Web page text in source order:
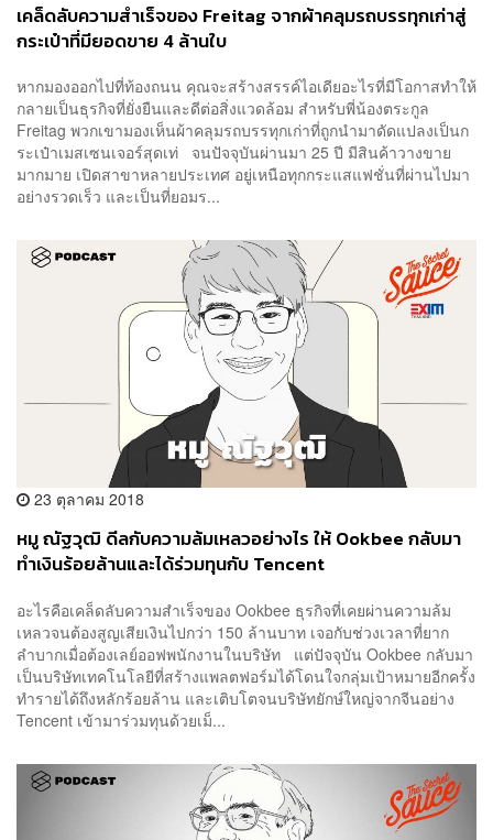
เคล็ดลับความสำเร็จของ Freitag จากผ้าคลุมรถบรรทุกเก่าสู่
กระเป๋าที่มียอดขาย 4 ล้านใบ
หากมองออกไปที่ท้องถนน คุณจะสร้างสรรค์ไอเดียอะไรที่มีโอกาสทำให้
กลายเป็นธุรกิจที่ยั่งยืนและดีต่อสิ่งแวดล้อม สำหรับพี่น้องตระกูล
Freitag พวกเขามองเห็นผ้าคลุมรถบรรทุกเก่าที่ถูกนำมาดัดแปลงเป็นก
ระเป๋าเมสเซนเจอร์สุดเท่ จนปัจจุบันผ่านมา 25 ปี มีสินค้าวางขาย
มากมาย เปิดสาขาหลายประเทศ อยู่เหนือทุกกระแสแฟชั่นที่ผ่านไปมา
อย่างรวดเร็ว และเป็นที่ยอมร...
23 ตุลาคม 2018
หมู ณัฐวุฒิ ดีลกับความล้มเหลวอย่างไร ให้ Ookbee กลับมา
ทำเงินร้อยล้านและได้ร่วมทุนกับ Tencent
อะไรคือเคล็ดลับความสำเร็จของ Ookbee ธุรกิจที่เคยผ่านความล้ม
เหลวจนต้องสูญเสียเงินไปกว่า 150 ล้านบาท เจอกับช่วงเวลาที่ยาก
ลำบากเมื่อต้องเลย์ออฟพนักงานในบริษัท แต่ปัจจุบัน Ookbee กลับมา
เป็นบริษัทเทคโนโลยีที่สร้างแพลตฟอร์มได้โดนใจกลุ่มเป้าหมายอีกครั้ง
ทำรายได้ถึงหลักร้อยล้าน และเติบโตจนบริษัทยักษ์ใหญ่จากจีนอย่าง
Tencent เข้ามาร่วมทุนด้วยเม็...